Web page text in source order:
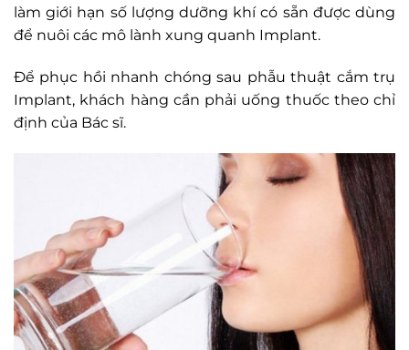
làm giới hạn số lượng dưỡng khí có sẵn được dùng
để nuôi các mô lành xung quanh Implant.
Để phục hồi nhanh chóng sau phẫu thuật cắm trụ
Implant, khách hàng cần phải uống thuốc theo chỉ
định của Bác sĩ.